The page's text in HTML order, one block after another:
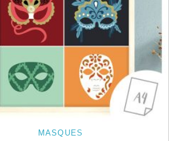
MASQUES